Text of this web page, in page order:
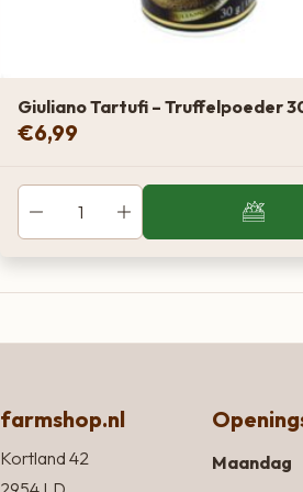
Giuliano Tartufi – Truffelpoeder
€6,99
farmshop.nl
Kortland 42
Maandag